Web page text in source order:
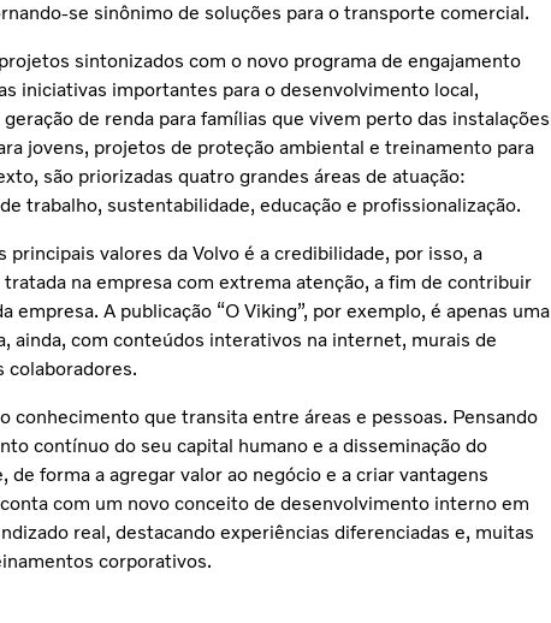
se sinônimo de soluções para o transporte comercial.
sintonizados com o novo programa de engajamento
iniciativas importantes para o desenvolvimento local,
de renda para famílias que vivem perto das instalações
jovens, projetos de proteção ambiental e treinamento para
são priorizadas quatro grandes áreas de atuação:
trabalho, sustentabilidade, educação e profissionalização.
valores da Volvo é a credibilidade, por isso, a
na empresa com extrema atenção, a fim de contribuir
empresa. A publicação “O Viking”, por exemplo, é apenas uma
ainda, com conteúdos interativos na internet, murais de
colaboradores.
conhecimento que transita entre áreas e pessoas. Pensando
contínuo do seu capital humano e a disseminação do
forma a agregar valor ao negócio e a criar vantagens
com um novo conceito de desenvolvimento interno em
real, destacando experiências diferenciadas e, muitas
corporativos.